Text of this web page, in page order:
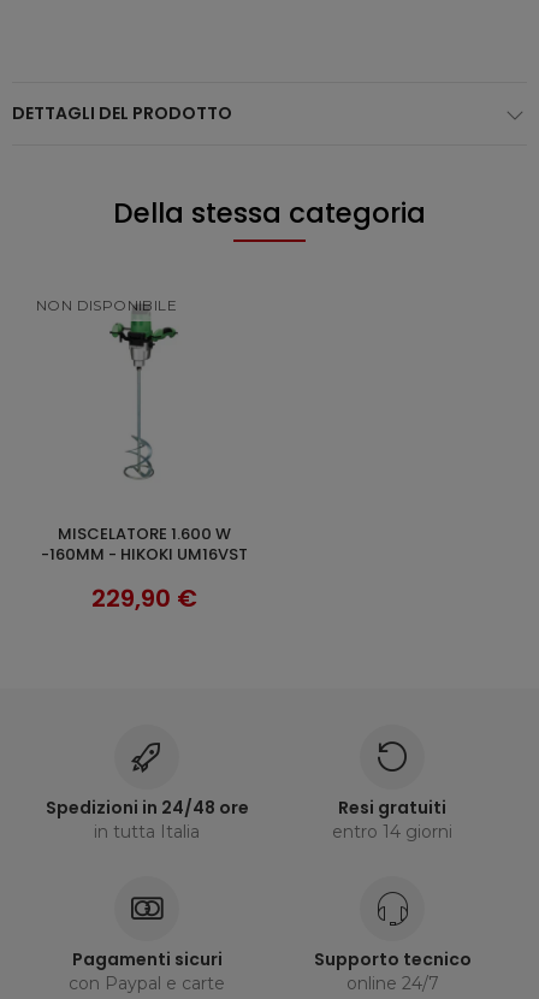
DETTAGLI DEL PRODOTTO
Della stessa categoria
NON DISPONIBILE
SCOPRI
MISCELATORE 1.600 W
-160MM - HIKOKI UM16VST
229,90 €
Spedizioni in 24/48 ore
in tutta Italia
Resi gratuiti
entro 14 giorni
Pagamenti sicuri
con Paypal e carte
Supporto tecnico
online 24/7